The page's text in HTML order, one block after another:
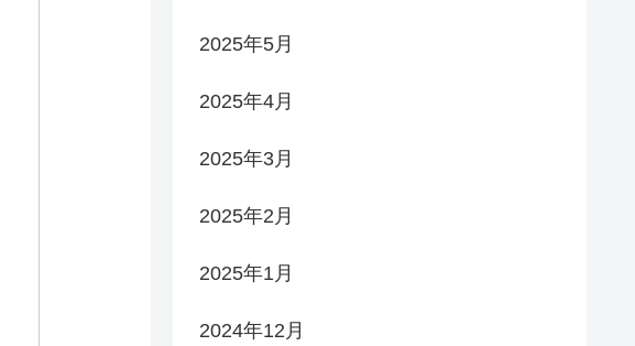
2025年5月
2025年4月
2025年3月
2025年2月
2025年1月
2024年12月